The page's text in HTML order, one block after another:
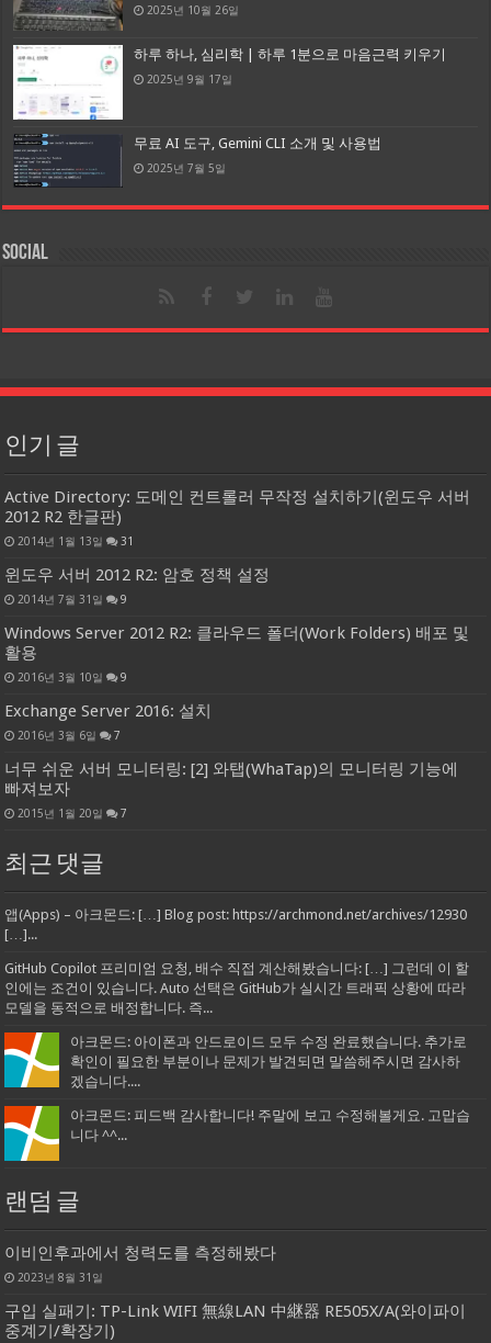
2025년 10월 26일
하루 하나, 심리학 | 하루 1분으로 마음근력 키우기
2025년 9월 17일
무료 AI 도구, Gemini CLI 소개 및 사용법
2025년 7월 5일
Social
인기 글
Active Directory: 도메인 컨트롤러 무작정 설치하기(윈도우 서버
2012 R2 한글판)
2014년 1월 13일 31
윈도우 서버 2012 R2: 암호 정책 설정
2014년 7월 31일 9
Windows Server 2012 R2: 클라우드 폴더(Work Folders) 배포 및
활용
2016년 3월 10일 9
Exchange Server 2016: 설치
2016년 3월 6일 7
너무 쉬운 서버 모니터링: [2] 와탭(WhaTap)의 모니터링 기능에
빠져보자
2015년 1월 20일 7
최근 댓글
앱(Apps) – 아크몬드: […] Blog post: https://archmond.net/archives/12930
[…]...
GitHub Copilot 프리미엄 요청, 배수 직접 계산해봤습니다: […] 그런데 이 할
인에는 조건이 있습니다. Auto 선택은 GitHub가 실시간 트래픽 상황에 따라
모델을 동적으로 배정합니다. 즉...
아크몬드: 아이폰과 안드로이드 모두 수정 완료했습니다. 추가로
확인이 필요한 부분이나 문제가 발견되면 말씀해주시면 감사하
겠습니다....
아크몬드: 피드백 감사합니다! 주말에 보고 수정해볼게요. 고맙습
니다 ^^...
랜덤 글
이비인후과에서 청력도를 측정해봤다
2023년 8월 31일
구입 실패기: TP-Link WIFI 無線LAN 中継器 RE505X/A(와이파이
중계기/확장기)